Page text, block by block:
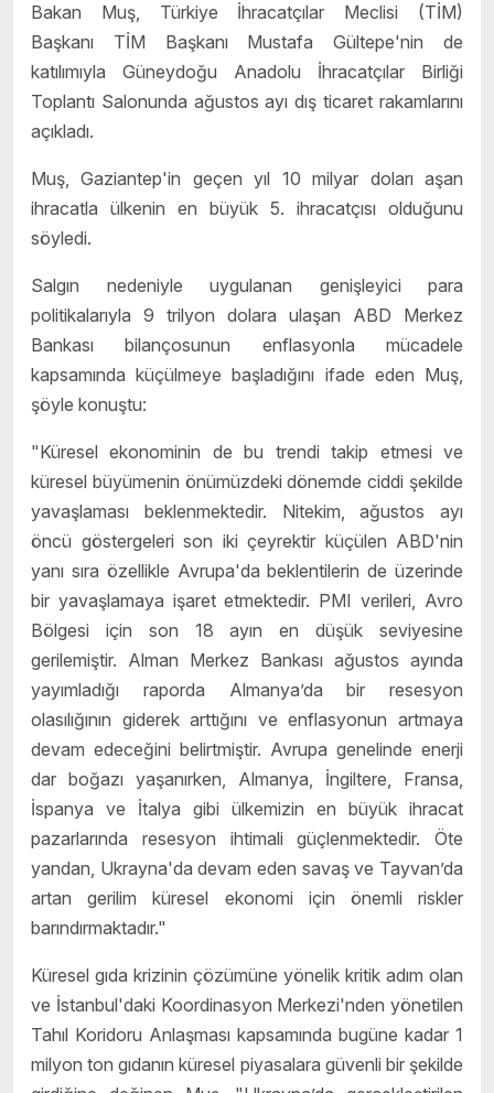
Bakan Muş, Türkiye İhracatçılar Meclisi (TİM)
Başkanı TİM Başkanı Mustafa Gültepe'nin de
katılımıyla Güneydoğu Anadolu İhracatçılar Birliği
Toplantı Salonunda ağustos ayı dış ticaret rakamlarını
açıkladı.
Muş, Gaziantep'in geçen yıl 10 milyar doları aşan
ihracatla ülkenin en büyük 5. ihracatçısı olduğunu
söyledi.
Salgın nedeniyle uygulanan genişleyici para
politikalarıyla 9 trilyon dolara ulaşan ABD Merkez
Bankası bilançosunun enflasyonla mücadele
kapsamında küçülmeye başladığını ifade eden Muş,
şöyle konuştu:
"Küresel ekonominin de bu trendi takip etmesi ve
küresel büyümenin önümüzdeki dönemde ciddi şekilde
yavaşlaması beklenmektedir. Nitekim, ağustos ayı
öncü göstergeleri son iki çeyrektir küçülen ABD'nin
yanı sıra özellikle Avrupa'da beklentilerin de üzerinde
bir yavaşlamaya işaret etmektedir. PMI verileri, Avro
Bölgesi için son 18 ayın en düşük seviyesine
gerilemiştir. Alman Merkez Bankası ağustos ayında
yayımladığı raporda Almanya’da bir resesyon
olasılığının giderek arttığını ve enflasyonun artmaya
devam edeceğini belirtmiştir. Avrupa genelinde enerji
dar boğazı yaşanırken, Almanya, İngiltere, Fransa,
İspanya ve İtalya gibi ülkemizin en büyük ihracat
pazarlarında resesyon ihtimali güçlenmektedir. Öte
yandan, Ukrayna'da devam eden savaş ve Tayvan’da
artan gerilim küresel ekonomi için önemli riskler
barındırmaktadır."
Küresel gıda krizinin çözümüne yönelik kritik adım olan
ve İstanbul'daki Koordinasyon Merkezi'nden yönetilen
Tahıl Koridoru Anlaşması kapsamında bugüne kadar 1
milyon ton gıdanın küresel piyasalara güvenli bir şekilde